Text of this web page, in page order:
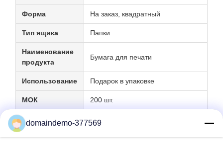
Форма На заказ, квадратный
Тип ящика Папки
Наименование
продукта
Бумага для печати
Использование Подарок в упаковке
МОК 200 шт.
OEM Услуги OEM
domaindemo-377569